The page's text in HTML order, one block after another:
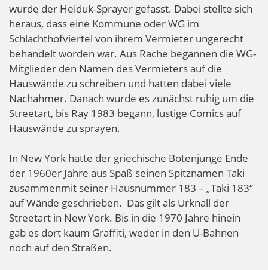
wurde der Heiduk-Sprayer gefasst. Dabei stellte sich
heraus, dass eine Kommune oder WG im
Schlachthofviertel von ihrem Vermieter ungerecht
behandelt worden war. Aus Rache begannen die WG-
Mitglieder den Namen des Vermieters auf die
Hauswände zu schreiben und hatten dabei viele
Nachahmer. Danach wurde es zunächst ruhig um die
Streetart, bis Ray 1983 begann, lustige Comics auf
Hauswände zu sprayen.
In New York hatte der griechische Botenjunge Ende
der 1960er Jahre aus Spaß seinen Spitznamen Taki
zusammenmit seiner Hausnummer 183 – „Taki 183“
auf Wände geschrieben. Das gilt als Urknall der
Streetart in New York. Bis in die 1970 Jahre hinein
gab es dort kaum Graffiti, weder in den U-Bahnen
noch auf den Straßen.